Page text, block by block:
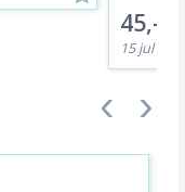
45,-
15 jul kl.